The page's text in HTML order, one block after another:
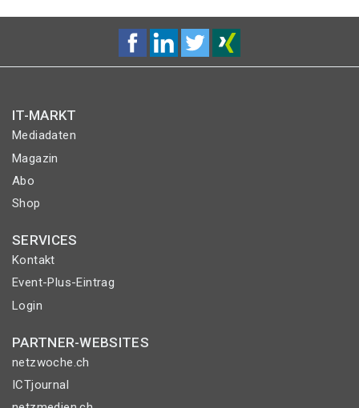
IT-MARKT
Mediadaten
Magazin
Abo
Shop
SERVICES
Kontakt
Event-Plus-Eintrag
Login
PARTNER-WEBSITES
netzwoche.ch
ICTjournal